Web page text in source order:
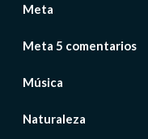
Meta
Meta 5 comentarios
Música
Naturaleza